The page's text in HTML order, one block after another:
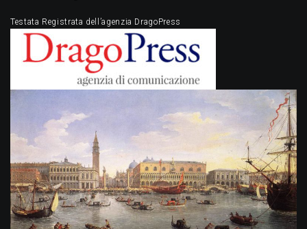
Testata Registrata dell’agenzia DragoPress